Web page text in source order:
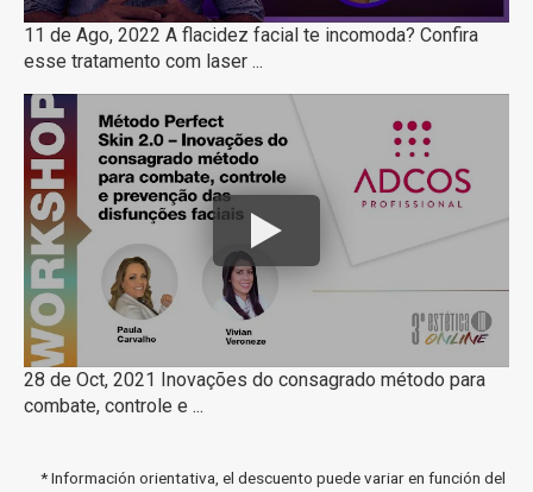
11 de Ago, 2022 A flacidez facial te incomoda? Confira
esse tratamento com laser ...
28 de Oct, 2021 Inovações do consagrado método para
combate, controle e ...
* Información orientativa, el descuento puede variar en función del